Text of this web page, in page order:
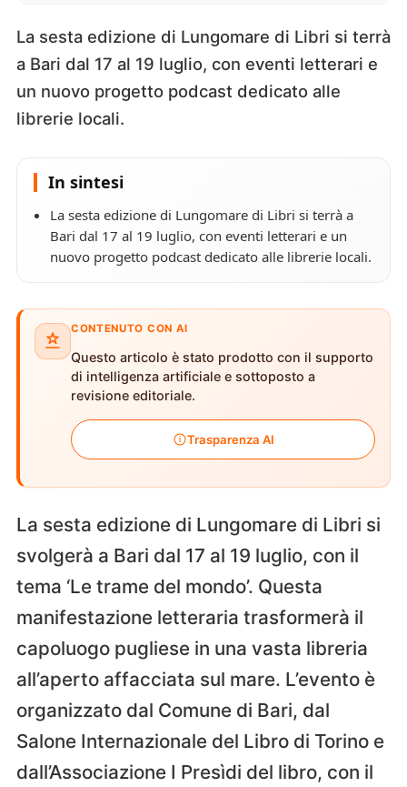
La sesta edizione di Lungomare di Libri si terrà
a Bari dal 17 al 19 luglio, con eventi letterari e
un nuovo progetto podcast dedicato alle
librerie locali.
In sintesi
La sesta edizione di Lungomare di Libri si terrà a
Bari dal 17 al 19 luglio, con eventi letterari e un
nuovo progetto podcast dedicato alle librerie locali.
CONTENUTO CON AI
Questo articolo è stato prodotto con il supporto
di intelligenza artificiale e sottoposto a
revisione editoriale.
Trasparenza AI
La sesta edizione di Lungomare di Libri si
svolgerà a Bari dal 17 al 19 luglio, con il
tema ‘Le trame del mondo’. Questa
manifestazione letteraria trasformerà il
capoluogo pugliese in una vasta libreria
all’aperto affacciata sul mare. L’evento è
organizzato dal Comune di Bari, dal
Salone Internazionale del Libro di Torino e
dall’Associazione I Presìdi del libro, con il